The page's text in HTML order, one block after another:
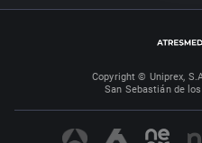
Copyright © Uniprex,
San Sebastián de